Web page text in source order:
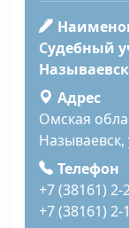
Судебный
Называевск
Адрес
Омская
Называевск,
Телефон
+7 (38161) 2-
+7 (38161) 2-